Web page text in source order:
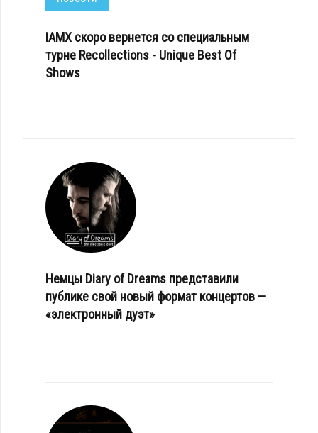
IAMX скоро вернется со специальным
турне Recollections - Unique Best Of
Shows
Немцы Diary of Dreams представили
публике свой новый формат концертов —
«электронный дуэт»